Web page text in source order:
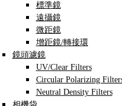
標準鏡
遠攝鏡
微距鏡
增距鏡/轉接環
鏡頭濾鏡
UV/Clear Filters
Circular Polarizing
Neutral Density Filters